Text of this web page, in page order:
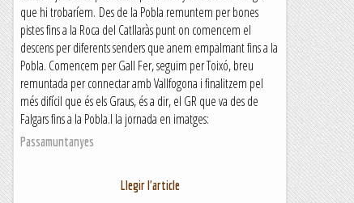
que hi trobaríem. Des de la Pobla remuntem per bones
pistes fins a la Roca del Catllaràs punt on comencem el
descens per diferents senders que anem empalmant fins a la
Pobla. Comencem per Gall Fer, seguim per Toixó, breu
remuntada per connectar amb Vallfogona i finalitzem pel
més difícil que és els Graus, és a dir, el GR que va des de
Falgars fins a la Pobla.I la jornada en imatges:
Passamuntanyes
Llegir l'article